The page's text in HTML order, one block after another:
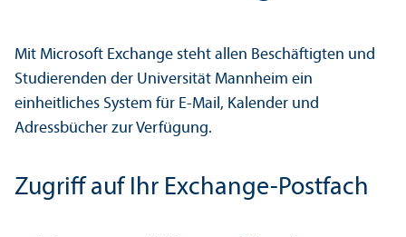
Mit Microsoft Exchange steht allen Beschäftigten und
Studierenden der Universität Mannheim ein
einheitliches System für E-Mail, Kalender und
Adressbücher zur Verfügung.
Zugriff auf Ihr Exchange-Postfach